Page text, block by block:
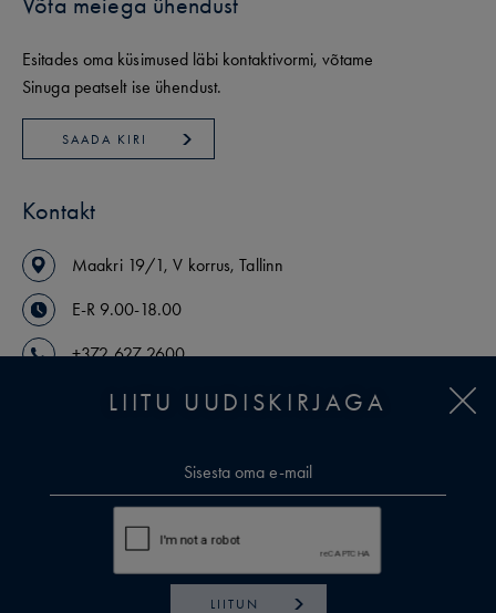
LIITU UUDISKIRJAGA
LIITUN
Esitades oma küsimused läbi kontaktivormi, võtame
Sinuga peatselt ise ühendust.
SAADA KIRI
Kontakt
Maakri 19/1,V korrus,Tallinn
E-R 9.00-18.00
+372 627 2600
arikinnisvara@uusmaa.ee